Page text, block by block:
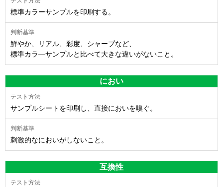
標準カラーサンプルを印刷する。
鮮やか、リアル、彩度、シャープなど、
標準カラ―サンプルと比べて大きな違いがないこと。
におい
サンプルシートを印刷し、直接においを嗅ぐ。
刺激的なにおいがしないこと。
互換性